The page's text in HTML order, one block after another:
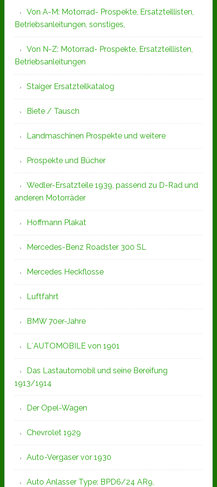
Von A-M: Motorrad- Prospekte, Ersatzteillisten,
Betriebsanleitungen, sonstiges,
Von N-Z: Motorrad- Prospekte, Ersatzteillisten,
Betriebsanleitungen
Staiger Ersatzteilkatalog
Biete / Tausch
Landmaschinen Prospekte und weitere
Prospekte und Bücher
Wedler-Ersatzteile 1939, passend zu D-Rad und
anderen Motorräder
Hoffmann Plakat
Mercedes-Benz Roadster 300 SL
Mercedes Heckflosse
Luftfahrt
BMW 70er-Jahre
L`AUTOMOBILE von 1901
Das Lastautomobil und seine Bereifung
1913/1914
Der Opel-Wagen
Chevrolet 1929
Auto-Vergaser vor 1930
Auto Anlasser Type: BPD6/24 AR9,